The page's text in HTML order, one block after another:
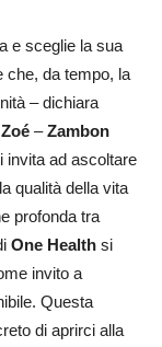
e sceglie la sua
che, da tempo, la
– dichiara
–Zambon
invita ad ascoltare
qualità della vita
profonda tra
One Health si
invito a
Questa
di aprirci alla